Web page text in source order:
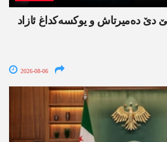
دێ دەمیرتاش و یوکسەکداغ ئازاد
2026-08-06